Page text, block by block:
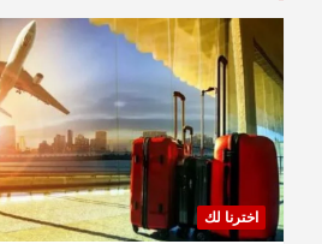
اخترنا لك